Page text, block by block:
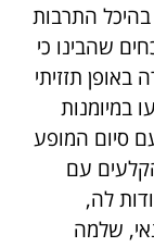
סימון בהיכל התרבות
שהבינו כי
באופן תזזיתי
במיומנות
סיום המופע
עם
לה,
שלמה